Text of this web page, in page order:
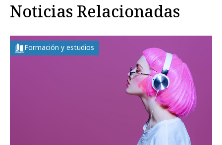
Noticias Relacionadas
Formación y estudios